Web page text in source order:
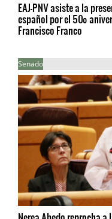
EAJ-PNV asiste a la
español por el 50º
Francisco Franco
Senado